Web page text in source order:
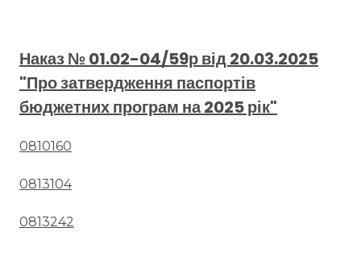
Наказ № 01.02-04/59р від 20.03.2025
"Про затвердження паспортів
бюджетних програм на 2025 рік"
0810160
0813104
0813242